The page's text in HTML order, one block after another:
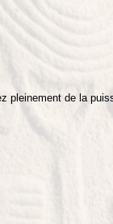
pleinement de la